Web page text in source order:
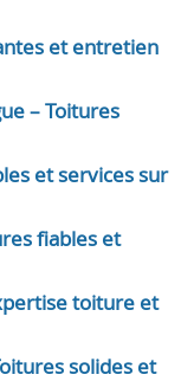
et entretien
– Toitures
et services sur
fiables et
toiture et
solides et